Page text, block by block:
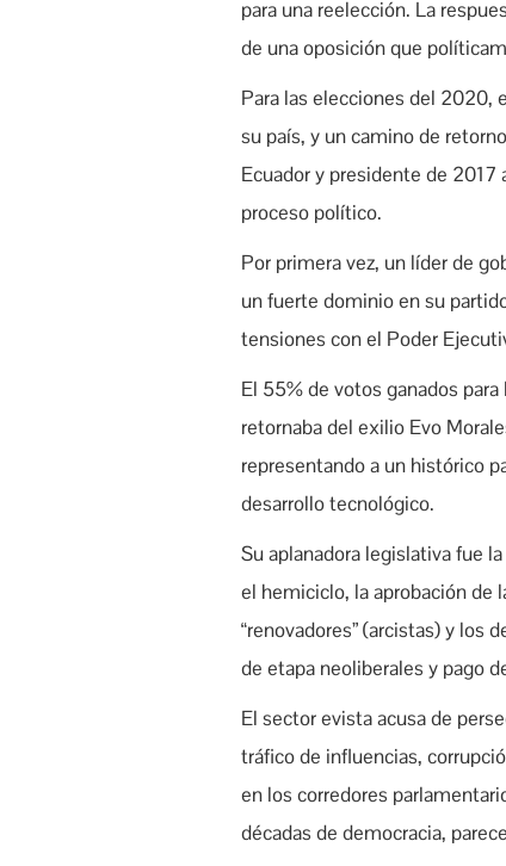
para una reelección. La
de una oposición que
Para las elecciones del 2020,
su país, y un camino de
Ecuador y presidente de 2017
proceso político.
Por primera vez, un líder de
un fuerte dominio en su
tensiones con el Poder
El 55% de votos ganados
retornaba del exilio Evo
representando a un histórico
desarrollo tecnológico.
Su aplanadora legislativa fue
el hemiciclo, la aprobación de
“renovadores” (arcistas) y los
de etapa neoliberales y pago
El sector evista acusa de
tráfico de influencias,
en los corredores
décadas de democracia,